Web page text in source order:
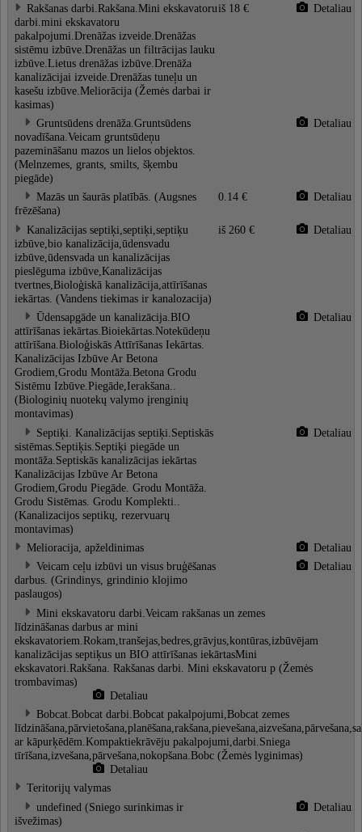
Rakšanas darbi.Rakšana.Mini ekskavatoru
darbi.mini ekskavatoru
pakalpojumi.Drenāžas izveide.Drenāžas
sistēmu izbūve.Drenāžas un filtrācijas lauku
izbūve.Lietus drenāžas izbūve.Drenāža
kanalizācijai izveide.Drenāžas tuneļu un
kasešu izbūve.Meliorācija (Žemės darbai ir
kasimas)
iš 18 € Detaliau
Gruntsūdens drenāža.Gruntsūdens
novadīšana.Veicam gruntsūdeņu
pazemināšanu mazos un lielos objektos.
(Melnzemes, grants, smilts, šķembu
piegāde)
Detaliau
Mazās un šaurās platībās. (Augsnes
frēzēšana)
0.14 € Detaliau
Kanalizācijas septiķi,septiķi,septiķu
izbūve,bio kanalizācija,ūdensvadu
izbūve,ūdensvada un kanalizācijas
pieslēguma izbūve,Kanalizācijas
tvertnes,Bioloģiskā kanalizācija,attīrīšanas
iekārtas. (Vandens tiekimas ir kanalozacija)
iš 260 € Detaliau
Ūdensapgāde un kanalizācija.BIO
attīrīšanas iekārtas.Bioiekārtas.Notekūdeņu
attīrīšana.Bioloģiskās Attīrīšanas Iekārtas.
Kanalizācijas Izbūve Ar Betona
Grodiem,Grodu Montāža.Betona Grodu
Sistēmu Izbūve.Piegāde,Ierakšana..
(Biologinių nuotekų valymo įrenginių
montavimas)
Detaliau
Septiķi. Kanalizācijas septiķi.Septiskās
sistēmas.Septiķis.Septiķi piegāde un
montāža.Septiskās kanalizācijas iekārtas
Kanalizācijas Izbūve Ar Betona
Grodiem,Grodu Piegāde. Grodu Montāža.
Grodu Sistēmas. Grodu Komplekti..
(Kanalizacijos septikų, rezervuarų
montavimas)
Detaliau
Melioracija, apželdinimas
Detaliau
Veicam ceļu izbūvi un visus bruģēšanas
darbus. (Grindinys, grindinio klojimo
paslaugos)
Detaliau
Mini ekskavatoru darbi.Veicam rakšanas un zemes
līdzināšanas darbus ar mini
ekskavatoriem.Rokam,tranšejas,bedres,grāvjus,kontūras,izbūvējam
kanalizācijas septiķus un BIO attīrīšanas iekārtasMini
ekskavatori.Rakšana. Rakšanas darbi. Mini ekskavatoru p (Žemės
trombavimas)
Detaliau
Bobcat.Bobcat darbi.Bobcat pakalpojumi,Bobcat zemes
ar kāpurķēdēm.Kompaktiekrāvēju pakalpojumi,darbi.Sniega
tīrīšana,izvešana,pārvešana,nokopšana.Bobc (Žemės lyginimas)
Detaliau
Teritorijų valymas
undefined (Sniego surinkimas ir
išvežimas)
Detaliau